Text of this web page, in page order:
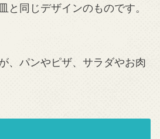
同じデザインのものです。
、パンやピザ、サラダやお肉